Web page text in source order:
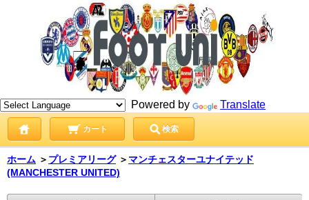
Powered by Translate
カート 検索
ホーム ＞ プレミアリーグ ＞ マンチェスターユナイテッド
(MANCHESTER UNITED)